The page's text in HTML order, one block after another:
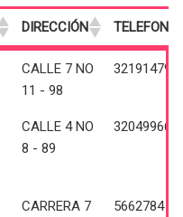
DIRECCIÓN TELEFONO
DIRECCIÓN TELEFONO
CALLE 7 NO
11 - 98
CALLE 4 NO
8 - 89
CARRERA 7
5662784 -